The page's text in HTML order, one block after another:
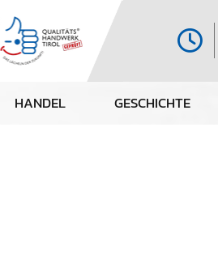

HANDEL GESCHICHTE